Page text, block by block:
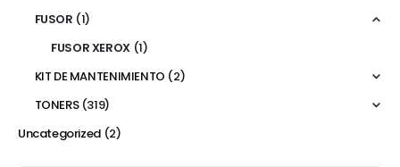
FUSOR (1)
FUSOR XEROX (1)
KIT DE MANTENIMIENTO (2)
TONERS (319)
Uncategorized (2)